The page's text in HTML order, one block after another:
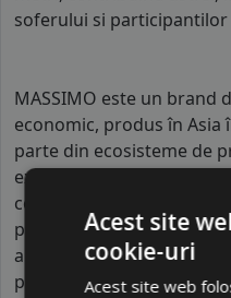
soferului si
MASSIMO este un brand
economic, produs în
parte din ecosisteme de
export global. Aceste
costuri reduse și
procese standardizate și
anvelope pentru
piețelor unde prețul este
Acest site
cookie-uri
Acest site web